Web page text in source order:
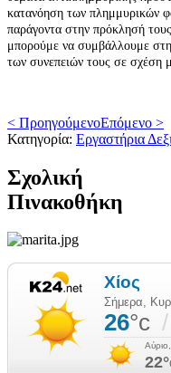
κατανόηση των πλημμυρικών
παράγοντα στην πρόκλησή
μπορούμε να συμβάλλουμε
των συνεπειών τους σε σχέση
< ΠροηγούμενοΕπόμενο >
Κατηγορία: Εργαστήρια
Σχολική
Πινακοθήκη